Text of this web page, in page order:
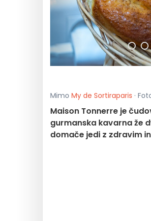
Mimo My de Sortiraparis ·
Maison Tonnerre je
gurmanska kavarna že
domače jedi z zdravim